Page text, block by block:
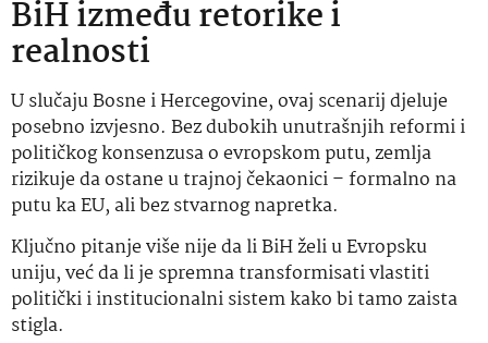
BiH između retorike i
realnosti
U slučaju Bosne i Hercegovine, ovaj scenarij djeluje
posebno izvjesno. Bez dubokih unutrašnjih reformi i
političkog konsenzusa o evropskom putu, zemlja
rizikuje da ostane u trajnoj čekaonici – formalno na
putu ka EU, ali bez stvarnog napretka.
Ključno pitanje više nije da li BiH želi u Evropsku
uniju, već da li je spremna transformisati vlastiti
politički i institucionalni sistem kako bi tamo zaista
stigla.